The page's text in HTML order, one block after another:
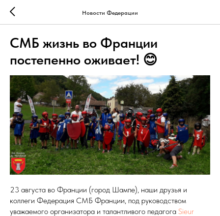
Новости Федерации
СМБ жизнь во Франции
постепенно оживает! 😊
23 августа во Франции (город Шампе), наши друзья и
коллеги Федерация СМБ Франции, под руководством
уважаемого организатора и талантливого педагога Sieur